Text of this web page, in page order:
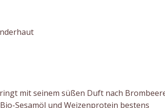
mit seinem süßen Duft nach
Sesamöl und Weizenprotein bestens